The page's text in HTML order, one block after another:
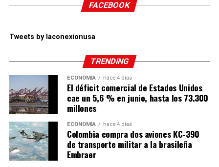
FACEBOOK
Tweets by laconexionusa
TRENDING
ECONOMÍA hace 4 días
El déficit comercial de Estados Unidos
cae un 5,6 % en junio, hasta los 73.300
millones
ECONOMÍA hace 4 días
Colombia compra dos aviones KC-390
de transporte militar a la brasileña
Embraer